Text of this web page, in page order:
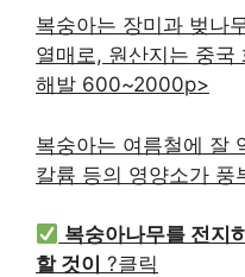
복숭아는 장미과 벚나
열매로, 원산지는 중국
해발 600~2000p>
복숭아는 여름철에 잘
칼륨 등의 영양소가 풍
복숭아나무를 전지
할 것이 ?클릭